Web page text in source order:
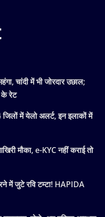
चांदी में भी जोरदार उछाल;
रेट
में येलो अलर्ट, इन इलाकों में
मौका, e-KYC नहीं कराई तो
में जुटे रवि टम्टा! HAPIDA